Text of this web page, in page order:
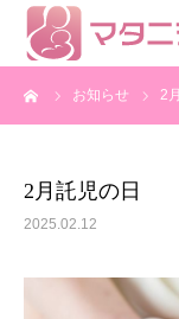
お知らせ 2
2月託児の日
2025.02.12
HOME
アクセス